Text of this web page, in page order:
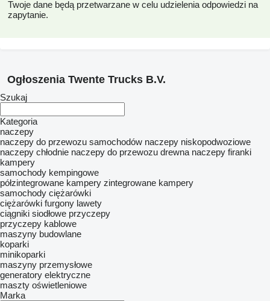
Twoje dane będą przetwarzane w celu udzielenia odpowiedzi na
zapytanie.
Ogłoszenia Twente Trucks B.V.
Szukaj
Kategoria
naczepy
naczepy do przewozu samochodów naczepy niskopodwoziowe
naczepy chłodnie naczepy do przewozu drewna naczepy firanki
kampery
samochody kempingowe
półzintegrowane kampery zintegrowane kampery
samochody ciężarówki
ciężarówki furgony lawety
ciągniki siodłowe przyczepy
przyczepy kablowe
maszyny budowlane
koparki
minikoparki
maszyny przemysłowe
generatory elektryczne
maszty oświetleniowe
Marka